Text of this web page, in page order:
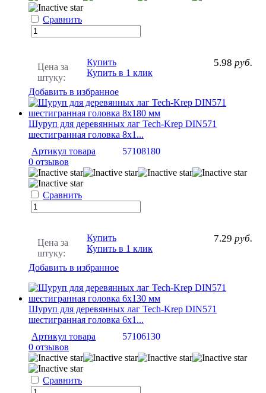
Сравнить
Цена за
штуку:
5.98 руб.
Купить
Купить в 1 клик
Добавить в избранное
Шуруп для деревянных лаг Tech-Krep DIN571
шестигранная головка 8х1...
Артикул товара
57108180
0 отзывов
Сравнить
Цена за
штуку:
7.29 руб.
Купить
Купить в 1 клик
Добавить в избранное
Шуруп для деревянных лаг Tech-Krep DIN571
шестигранная головка 6х1...
Артикул товара
57106130
0 отзывов
Сравнить